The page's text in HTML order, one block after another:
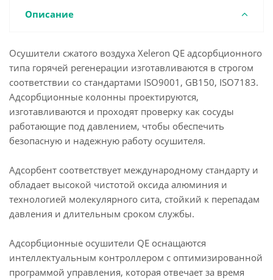
Описание
Осушители сжатого воздуха Xeleron QE адсорбционного
типа горячей регенерации изготавливаются в строгом
соответствии со стандартами ISO9001, GB150, ISO7183.
Адсорбционные колонны проектируются,
изготавливаются и проходят проверку как сосуды
работающие под давлением, чтобы обеспечить
безопасную и надежную работу осушителя.
Адсорбент соответствует международному стандарту и
обладает высокой чистотой оксида алюминия и
технологией молекулярного сита, стойкий к перепадам
давления и длительным сроком службы.
Адсорбционные осушители QE оснащаются
интеллектуальным контроллером с оптимизированной
программой управления, которая отвечает за время